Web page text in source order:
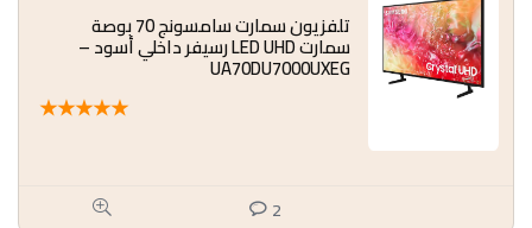
تلفزيون سمارت سامسونج 70 بوصة
سمارت LED UHD رسيفر داخلي أسود –
UA70DU7000UXEG
★
★
★
★
★
2